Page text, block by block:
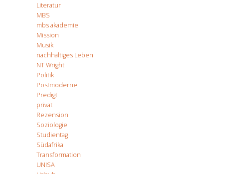
Literatur
MBS
mbs akademie
Mission
Musik
nachhaltiges Leben
NT Wright
Politik
Postmoderne
Predigt
privat
Rezension
Soziologie
Studientag
Südafrika
Transformation
UNISA